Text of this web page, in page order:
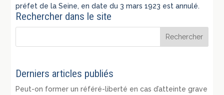
préfet de la Seine, en date du 3 mars 1923 est annulé.
Rechercher dans le site
Derniers articles publiés
Peut-on former un référé-liberté en cas d’atteinte grave